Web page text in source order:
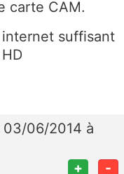
carte CAM.
suffisant
03/06/2014 à
+ -